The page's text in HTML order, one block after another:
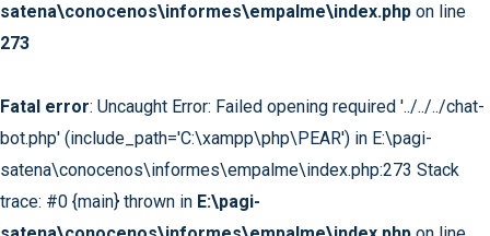
satena\conocenos\informes\empalme\index.php on line
273
Fatal error: Uncaught Error: Failed opening required '../../../chat-
bot.php' (include_path='C:\xampp\php\PEAR') in E:\pagi-
satena\conocenos\informes\empalme\index.php:273 Stack
trace: #0 {main} thrown in E:\pagi-